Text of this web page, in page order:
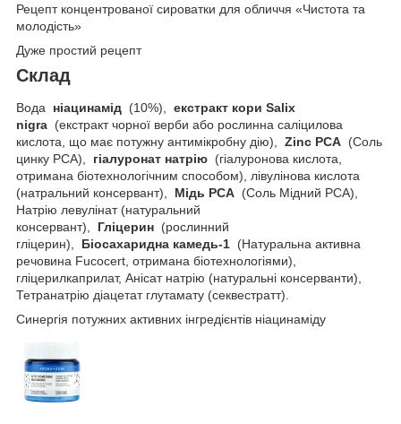
Рецепт концентрованої сироватки для обличчя «Чистота та
молодість»
Дуже простий рецепт
Склад
Вода ніацинамід (10%), екстракт кори Salix
nigra (екстракт чорної верби або рослинна саліцилова
кислота, що має потужну антимікробну дію), Zinc PCA (Соль
цинку PCA), гіалуронат натрію (гіалуронова кислота,
отримана біотехнологічним способом), лівулінова кислота
(натральний консервант), Мідь РСА (Соль Мідний РСА),
Натрію левулінат (натуральний
консервант), Гліцерин (рослинний
гліцерин), Біосахаридна камедь-1 (Натуральна активна
речовина Fucocert, отримана біотехнологіями),
гліцерилкаприлат, Анісат натрію (натуральні консерванти),
Тетранатрію діацетат глутамату (секвестратт).
Синергія потужних активних інгредієнтів ніацинаміду